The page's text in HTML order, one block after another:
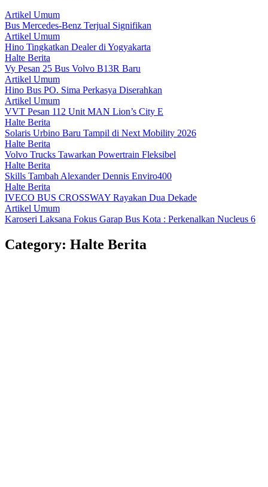
Artikel Umum
Bus Mercedes-Benz Terjual Signifikan
Artikel Umum
Hino Tingkatkan Dealer di Yogyakarta
Halte Berita
Vy Pesan 25 Bus Volvo B13R Baru
Artikel Umum
Hino Bus PO. Sima Perkasya Diserahkan
Artikel Umum
VVT Pesan 112 Unit MAN Lion’s City E
Halte Berita
Solaris Urbino Baru Tampil di Next Mobility 2026
Halte Berita
Volvo Trucks Tawarkan Powertrain Fleksibel
Halte Berita
Skills Tambah Alexander Dennis Enviro400
Halte Berita
IVECO BUS CROSSWAY Rayakan Dua Dekade
Artikel Umum
Karoseri Laksana Fokus Garap Bus Kota : Perkenalkan Nucleus 6
Category: Halte Berita